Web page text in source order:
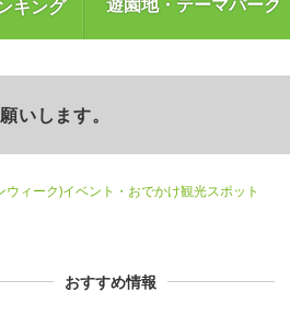
キング
いします。
ィーク)イベント・おでかけ観光スポット
おすすめ情報